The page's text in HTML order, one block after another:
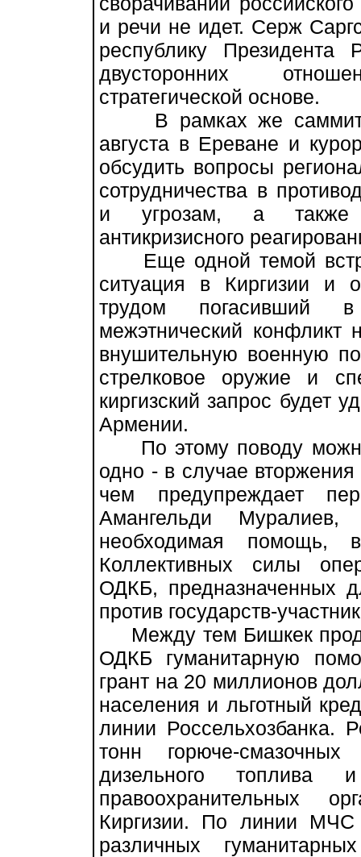
и речи не идет. Серж
республику
двусторонних
стратегической основе.
В рамках же саммита
августа в Ереване и
обсудить вопросы
сотрудничества в
и угрозам, а также
антикризисного
Еще одной темой
ситуация в Киргизии и
трудом погасивший
межэтнический
внушительную военную
стрелковое оружие и
киргизский запрос будет
Армении.
По этому поводу можно
одно - в случае
чем предупреждает
Амангельди
необходимая
Коллективных силы
ОДКБ, предназначенных
против государств-
Между тем Бишкек
ОДКБ гуманитарную
грант на 20 миллионов
населения и льготный
линии Россельхозбанка.
тонн горюче-
дизельного
правоохранительных
Киргизии. По линии
различных